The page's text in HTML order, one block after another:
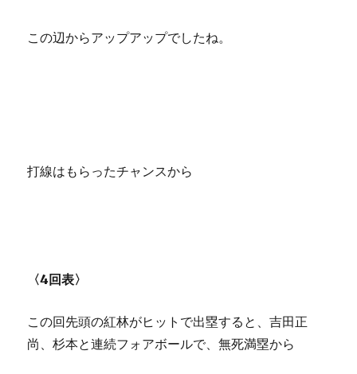
この辺からアップアップでしたね。
打線はもらったチャンスから
〈4回表〉
この回先頭の紅林がヒットで出塁すると、吉田正
尚、杉本と連続フォアボールで、無死満塁から